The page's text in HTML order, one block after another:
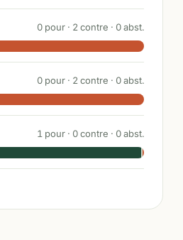
0 pour · 2 contre · 0abst.
0 pour · 2 contre · 0abst.
1 pour · 0contre · 0abst.